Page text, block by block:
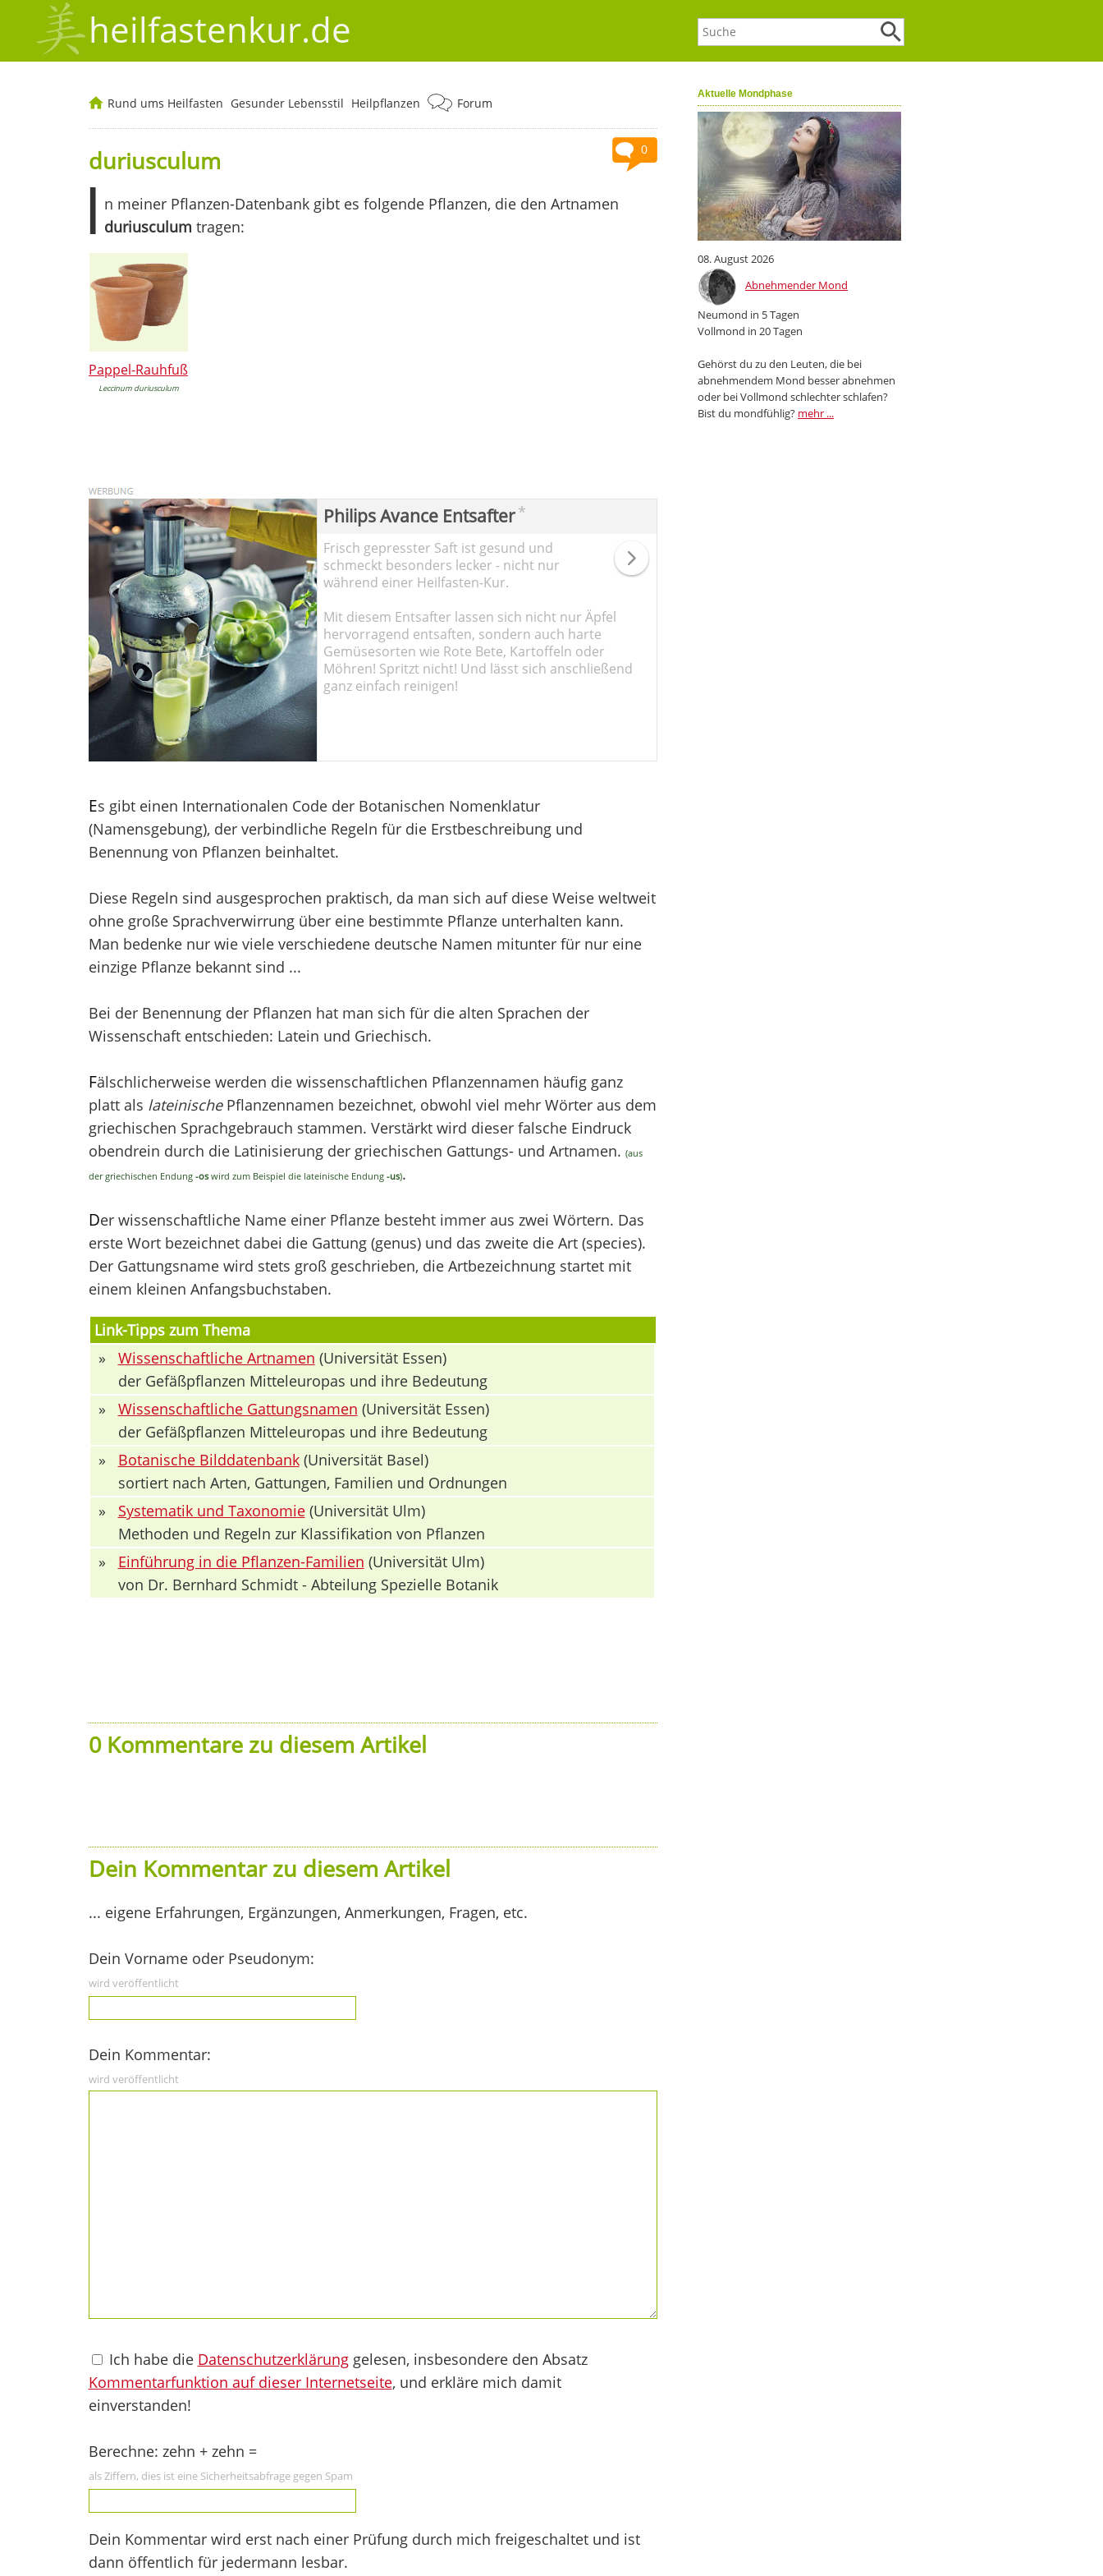
heilfastenkur.de
Aktuelle Mondphase
08. August 2026
Abnehmender Mond
Neumond in 5 Tagen
Vollmond in 20 Tagen
Gehörst du zu den Leuten, die bei
abnehmendem Mond besser abnehmen
oder bei Vollmond schlechter schlafen?
Bist du mondfühlig? mehr ...
Rund ums Heilfasten Gesunder Lebensstil Heilpflanzen Forum
0
duriusculum
I n meiner Pflanzen-Datenbank gibt es folgende Pflanzen, die den Artnamen
duriusculum tragen:
Pappel-Rauhfuß
Leccinum duriusculum
Philips Avance Entsafter*
Frisch gepresster Saft ist gesund und
schmeckt besonders lecker - nicht nur
während einer Heilfasten-Kur.
Mit diesem Entsafter lassen sich nicht nur Äpfel
hervorragend entsaften, sondern auch harte
Gemüsesorten wie Rote Bete, Kartoffeln oder
Möhren! Spritzt nicht! Und lässt sich anschließend
ganz einfach reinigen!
Es gibt einen Internationalen Code der Botanischen Nomenklatur
(Namensgebung), der verbindliche Regeln für die Erstbeschreibung und
Benennung von Pflanzen beinhaltet.
Diese Regeln sind ausgesprochen praktisch, da man sich auf diese Weise weltweit
ohne große Sprachverwirrung über eine bestimmte Pflanze unterhalten kann.
Man bedenke nur wie viele verschiedene deutsche Namen mitunter für nur eine
einzige Pflanze bekannt sind ...
Bei der Benennung der Pflanzen hat man sich für die alten Sprachen der
Wissenschaft entschieden: Latein und Griechisch.
Fälschlicherweise werden die wissenschaftlichen Pflanzennamen häufig ganz
platt als lateinischePflanzennamen bezeichnet, obwohl viel mehr Wörter aus dem
griechischen Sprachgebrauch stammen. Verstärkt wird dieser falsche Eindruck
obendrein durch die Latinisierung der griechischen Gattungs- und Artnamen. (aus
der griechischen Endung -oswird zum Beispiel die lateinische Endung -us).
Der wissenschaftliche Name einer Pflanze besteht immer aus zwei Wörtern. Das
erste Wort bezeichnet dabei die Gattung (genus) und das zweite die Art (species).
Der Gattungsname wird stets groß geschrieben, die Artbezeichnung startet mit
einem kleinen Anfangsbuchstaben.
Link-Tipps zum Thema
»
Wissenschaftliche Artnamen (Universität Essen)
der Gefäßpflanzen Mitteleuropas und ihre Bedeutung
»
Wissenschaftliche Gattungsnamen (Universität Essen)
der Gefäßpflanzen Mitteleuropas und ihre Bedeutung
»
Botanische Bilddatenbank(Universität Basel)
sortiert nach Arten, Gattungen, Familien und Ordnungen
»
Systematik und Taxonomie(Universität Ulm)
Methoden und Regeln zur Klassifikation von Pflanzen
»
Einführung in die Pflanzen-Familien (Universität Ulm)
von Dr. Bernhard Schmidt - Abteilung Spezielle Botanik
0 Kommentare zu diesem Artikel
Dein Kommentar zu diesem Artikel
... eigene Erfahrungen, Ergänzungen, Anmerkungen, Fragen, etc.
Dein Vorname oder Pseudonym:
wird veröffentlicht
Dein Kommentar:
wird veröffentlicht
Ich habe die Datenschutzerklärunggelesen, insbesondere den Absatz
Kommentarfunktion auf dieser Internetseite, und erkläre mich damit
einverstanden!
Berechne: zehn + zehn =
als Ziffern, dies ist eine Sicherheitsabfrage gegen Spam
Dein Kommentar wird erst nach einer Prüfung durch mich freigeschaltet und ist
dann öffentlich für jedermann lesbar.